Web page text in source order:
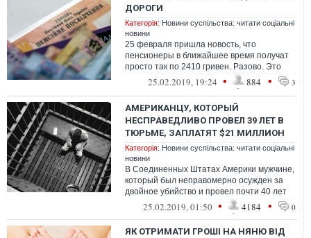
ДОРОГИ
Категорія: Новини суспільства: читати соціальні
новини
25 февраля пришла новость, что
пенсионеры в ближайшее время получат
просто так по 2410 гривен. Разово. Это
является компенсацией за
невыплаченную инде...
25.02.2019, 19:24 • 884 • 3
АМЕРИКАНЦУ, КОТОРЫЙ
НЕСПРАВЕДЛИВО ПРОВЕЛ 39 ЛЕТ В
ТЮРЬМЕ, ЗАПЛАТЯТ $21 МИЛЛИОН
Категорія: Новини суспільства: читати соціальні
новини
В Соединенных Штатах Америки мужчине,
который был неправомерно осужден за
двойное убийство и провел почти 40 лет
за решеткой, будет выплачена компенса...
25.02.2019, 01:50 • 4184 • 0
ЯК ОТРИМАТИ ГРОШІ НА НЯНЮ ВІД